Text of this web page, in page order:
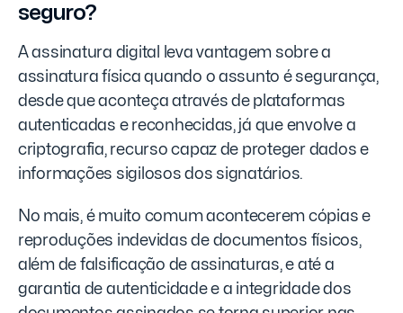
seguro?
A assinatura digital leva vantagem sobre a
assinatura física quando o assunto é segurança,
desde que aconteça através de plataformas
autenticadas e reconhecidas, já que envolve a
criptografia, recurso capaz de proteger dados e
informações sigilosos dos signatários.
No mais, é muito comum acontecerem cópias e
reproduções indevidas de documentos físicos,
além de falsificação de assinaturas, e até a
garantia de autenticidade e a integridade dos